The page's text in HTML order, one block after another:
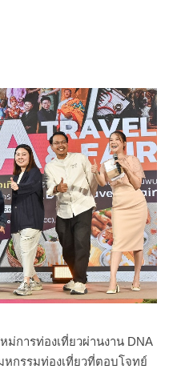
การท่องเที่ยวผ่านงาน DNA
หกรรมท่องเที่ยวที่ตอบโจทย์